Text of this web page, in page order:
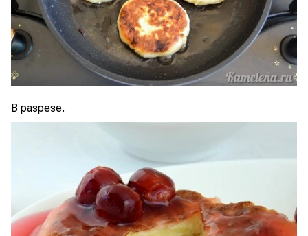
В разрезе.